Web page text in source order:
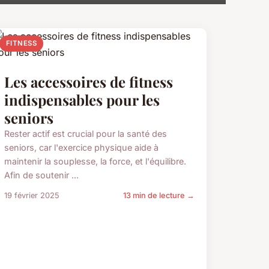
FITNESS
Les accessoires de fitness
indispensables pour les
seniors
Rester actif est crucial pour la santé des
seniors, car l'exercice physique aide à
maintenir la souplesse, la force, et l'équilibre.
Afin de soutenir ...
19 février 2025 13 min de lecture →